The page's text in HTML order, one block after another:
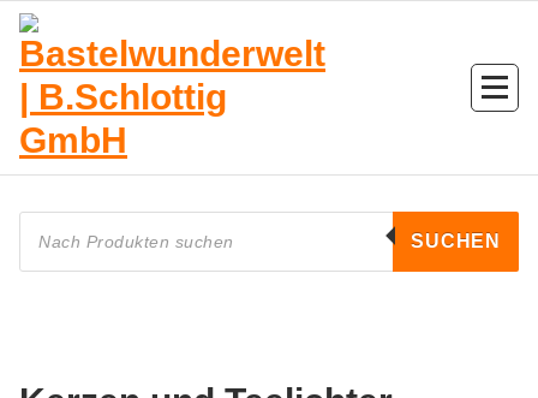
Zum
Inhalt
springen
Products
search
SUCHEN